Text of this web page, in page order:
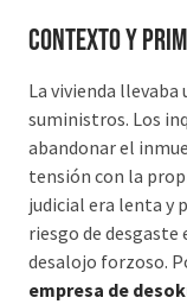
Contexto y
La vivienda llevaba
suministros. Los
abandonar el
tensión con la
judicial era lenta y
riesgo de
desalojo forzoso.
empresa de